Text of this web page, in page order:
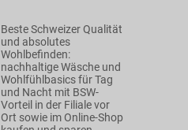
Beste Schweizer Qualität
und absolutes
Wohlbefinden:
nachhaltige Wäsche und
Wohlfühlbasics für Tag
und Nacht mit BSW-
Vorteil in der Filiale vor
Ort sowie im Online-Shop